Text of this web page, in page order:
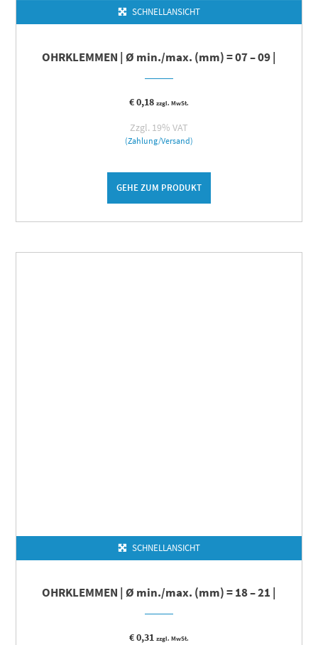
SCHNELLANSICHT
OHRKLEMMEN | Ø min./max. (mm) = 07 – 09 |
€0,18 zzgl. MwSt.
Zzgl. 19% VAT
(Zahlung/Versand)
GEHE ZUM PRODUKT
SCHNELLANSICHT
OHRKLEMMEN | Ø min./max. (mm) = 18 – 21 |
€0,31 zzgl. MwSt.